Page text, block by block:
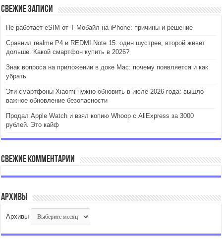
Свежие записи
Не работает eSIM от Т-Мобайл на iPhone: причины и решение
Сравнил realme P4 и REDMI Note 15: один шустрее, второй живет
дольше. Какой смартфон купить в 2026?
Знак вопроса на приложении в доке Mac: почему появляется и как
убрать
Эти смартфоны Xiaomi нужно обновить в июле 2026 года: вышло
важное обновление безопасности
Продал Apple Watch и взял копию Whoop с AliExpress за 3000
рублей. Это кайф
Свежие комментарии
Архивы
Архивы